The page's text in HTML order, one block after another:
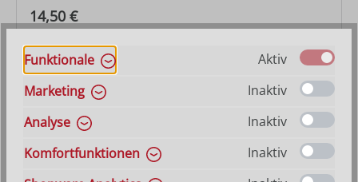
Regulärer Preis:
14,50 €
Funktionale
Aktiv
Marketing
Inaktiv
Analyse
Inaktiv
Komfortfunktionen
Inaktiv